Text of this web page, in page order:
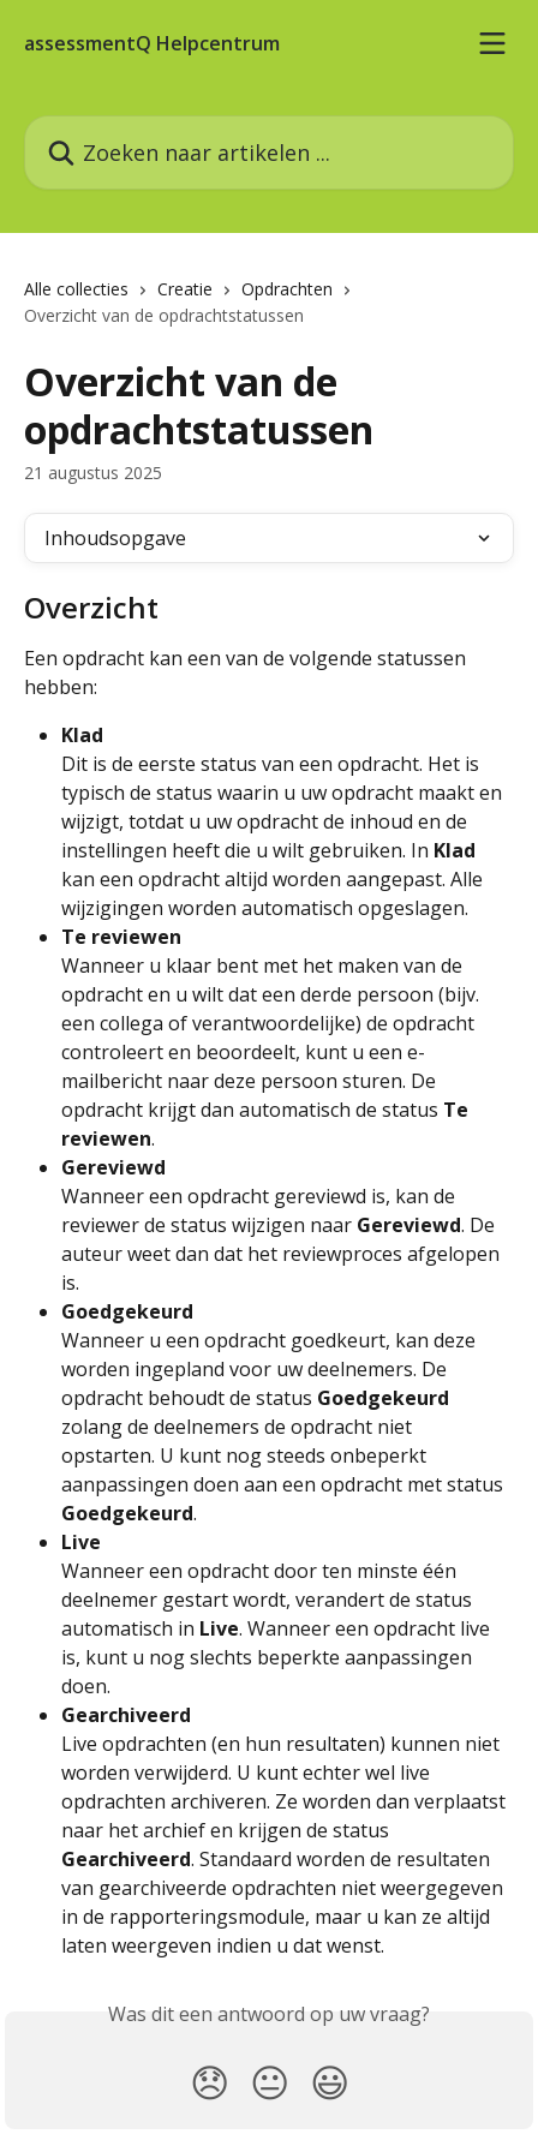
assessmentQ Helpcentrum
Zoeken naar artikelen ...
Alle collecties Creatie
Opdrachten
Overzicht van de opdrachtstatussen
Overzicht van de
opdrachtstatussen
21 augustus 2025
Inhoudsopgave
Overzicht
Een opdracht kan een van de volgende statussen
hebben:
Klad
Dit is de eerste status van een opdracht. Het is
typisch de status waarin u uw opdracht maakt en
wijzigt, totdat u uw opdracht de inhoud en de
instellingen heeft die u wilt gebruiken. In Klad
kan een opdracht altijd worden aangepast. Alle
wijzigingen worden automatisch opgeslagen.
Te reviewen
Wanneer u klaar bent met het maken van de
opdracht en u wilt dat een derde persoon (bijv.
een collega of verantwoordelijke) de opdracht
controleert en beoordeelt, kunt u een e-
mailbericht naar deze persoon sturen. De
opdracht krijgt dan automatisch de status Te
reviewen.
Gereviewd
Wanneer een opdracht gereviewd is, kan de
reviewer de status wijzigen naar Gereviewd. De
auteur weet dan dat het reviewproces afgelopen
is.
Goedgekeurd
Wanneer u een opdracht goedkeurt, kan deze
worden ingepland voor uw deelnemers. De
opdracht behoudt de status Goedgekeurd
zolang de deelnemers de opdracht niet
opstarten. U kunt nog steeds onbeperkt
aanpassingen doen aan een opdracht met status
Goedgekeurd.
Live
Wanneer een opdracht door ten minste één
deelnemer gestart wordt, verandert de status
automatisch in Live. Wanneer een opdracht live
is, kunt u nog slechts beperkte aanpassingen
doen.
Gearchiveerd
Live opdrachten (en hun resultaten) kunnen niet
worden verwijderd. U kunt echter wel live
opdrachten archiveren. Ze worden dan verplaatst
naar het archief en krijgen de status
Gearchiveerd. Standaard worden de resultaten
van gearchiveerde opdrachten niet weergegeven
in de rapporteringsmodule, maar u kan ze altijd
laten weergeven indien u dat wenst.
Was dit een antwoord op uw vraag?
😞 😐 😃